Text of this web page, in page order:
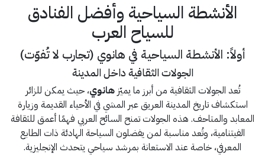
الأنشطة السياحية وأفضل الفنادق
للسياح العرب
أولاً: الأنشطة السياحية في هانوي (تجارب لا تُفوّت)
الجولات الثقافية داخل المدينة
تُعد الجولات الثقافية من أبرز ما يميّزهانوي، حيث يمكن للزائر
استكشاف تاريخ المدينة العريق عبر المشي في الأحياء القديمة وزيارة
المعابد والمتاحف. هذه الجولات تمنح السائح العربي فهمًا أعمق للثقافة
الفيتنامية، وتُعد مناسبة لمن يفضلون السياحة الهادئة ذات الطابع
المعرفي، خاصة عند الاستعانة بمرشد سياحي يتحدث الإنجليزية.